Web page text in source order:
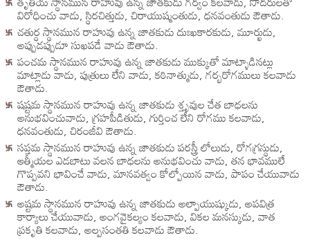
విరోధించు వాడు, స్థిరచిత్తుడు, చిరాయుష్మంతుడు, ధనవంతుడు ఔతాడు.
చతుర్ధ స్థానమున రాహువు ఉన్న జాతకుడు దుఃఖకారకుడు, మూర్ఖుడు,
అప్పుడప్పుడూ సుఖపడే వాడు ఔతాడు.
పంచమ స్థానమున రాహువు ఉన్న జాతకుడు ముక్కుతో మాట్ళాడినట్లు
మాట్లాడు వాడు, పుత్రులు లేని వాడు, కఠినాత్ముడు, గర్భరోగములు కలవాడు
ఔతాడు.
షష్టమ స్థానమున రాహువు ఉన్న జాతకుడు శ్తృవుల చేత బాధలను
అనుభవించువాడు, గ్రహపీడితుడు, గుర్తించ లేని రోగము కలవాడు,
ధనవంతుడు, చిరంజీవి ఔతాడు.
సప్తమ స్థానమున రాహువు ఉన్న జాతకుడు పరస్త్రీ లోలుడు, రోగగ్రస్థుడు,
ఆత్మీయల ఎడబాటు వలన బాధలను అనుభవించు వాడు, తన భావములే
గొప్పవని భావించే వాడు, మానవత్వం కోల్పోయిన వాడు, పాపం చేయువాడు
ఔతాడు.
అష్టమ స్థానమున రాహువు ఉన్న జాతకుడు అల్పాయుష్కుడు, అపవిత్ర
కార్యాలు చేయువాడు, అంగవైకల్యం కలవాడు, వికల మనస్కుడు, వాత
ప్రకృతి కలవాడు, అల్పసంతతి కలవాడు ఔతాడు.